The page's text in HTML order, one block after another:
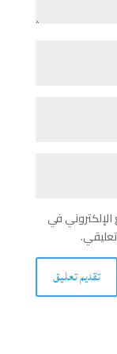
في